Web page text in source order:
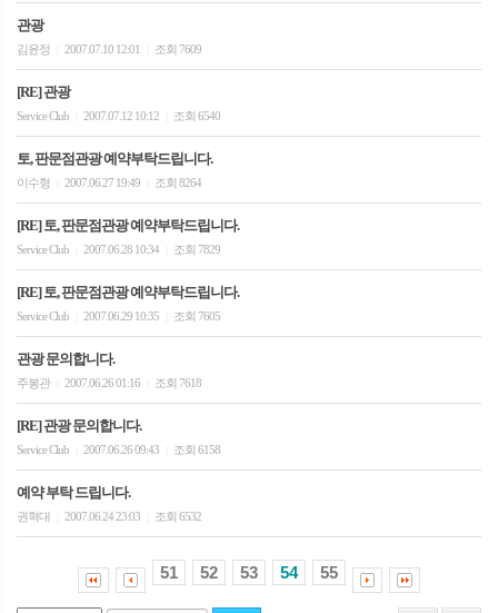
관광
김윤정 2007.07.10 12:01 조회 7609
[RE] 관광
Service Club 2007.07.12 10:12 조회 6540
토, 판문점관광 예약부탁드립니다.
이수형 2007.06.27 19:49 조회 8264
[RE] 토, 판문점관광 예약부탁드립니다.
Service Club 2007.06.28 10:34 조회 7829
[RE] 토, 판문점관광 예약부탁드립니다.
Service Club 2007.06.29 10:35 조회 7605
관광 문의합니다.
주봉관 2007.06.26 01:16 조회 7618
[RE] 관광 문의합니다.
Service Club 2007.06.26 09:43 조회 6158
예약 부탁 드립니다.
권혁대 2007.06.24 23:03 조회 6532
51 52 53 54 55